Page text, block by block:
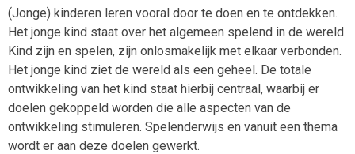
(Jonge) kinderen leren vooral door te doen en te ontdekken.
Het jonge kind staat over het algemeen spelend in de wereld.
Kind zijn en spelen, zijn onlosmakelijk met elkaar verbonden.
Het jonge kind ziet de wereld als een geheel. De totale
ontwikkeling van het kind staat hierbij centraal, waarbij er
doelen gekoppeld worden die alle aspecten van de
ontwikkeling stimuleren. Spelenderwijs en vanuit een thema
wordt er aan deze doelen gewerkt.